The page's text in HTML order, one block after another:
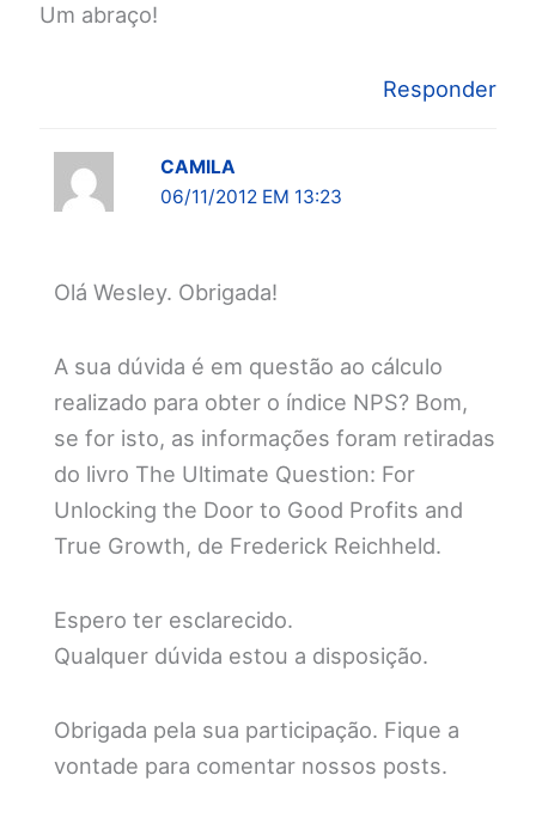
Um abraço!
Responder
CAMILA
06/11/2012 EM 13:23
Olá Wesley. Obrigada!
A sua dúvida é em questão ao cálculo
realizado para obter o índice NPS? Bom,
se for isto, as informações foram retiradas
do livro The Ultimate Question: For
Unlocking the Door to Good Profits and
True Growth, de Frederick Reichheld.
Espero ter esclarecido.
Qualquer dúvida estou a disposição.
Obrigada pela sua participação. Fique a
vontade para comentar nossos posts.